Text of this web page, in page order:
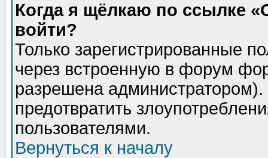
Когда я щёлкаю по ссылке
войти?
Только зарегистрированные
через встроенную в форум
разрешена
предотвратить
пользователями.
Вернуться к началу